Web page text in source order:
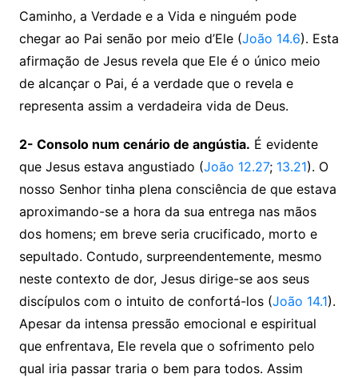
Caminho, a Verdade e a Vida e ninguém pode
chegar ao Pai senão por meio d’Ele (João 14.6). Esta
afirmação de Jesus revela que Ele é o único meio
de alcançar o Pai, é a verdade que o revela e
representa assim a verdadeira vida de Deus.
2- Consolo num cenário de angústia. É evidente
que Jesus estava angustiado (João 12.27; 13.21). O
nosso Senhor tinha plena consciência de que estava
aproximando-se a hora da sua entrega nas mãos
dos homens; em breve seria crucificado, morto e
sepultado. Contudo, surpreendentemente, mesmo
neste contexto de dor, Jesus dirige-se aos seus
discípulos com o intuito de confortá-los (João 14.1).
Apesar da intensa pressão emocional e espiritual
que enfrentava, Ele revela que o sofrimento pelo
qual iria passar traria o bem para todos. Assim